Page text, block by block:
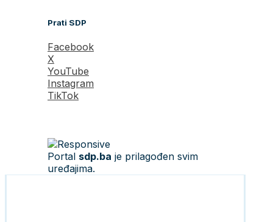
Prati SDP
Facebook
X
YouTube
Instagram
TikTok
Portal sdp.ba je prilagođen svim
uređajima.